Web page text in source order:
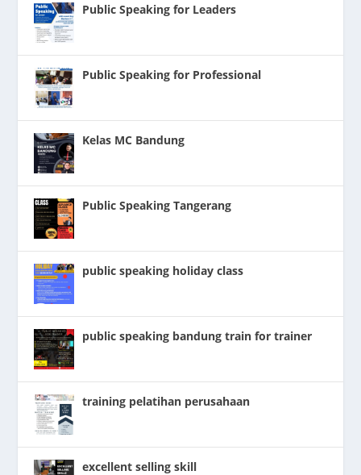
Public Speaking for Leaders
Public Speaking for Professional
Kelas MC Bandung
Public Speaking Tangerang
public speaking holiday class
public speaking bandung train for trainer
training pelatihan perusahaan
excellent selling skill